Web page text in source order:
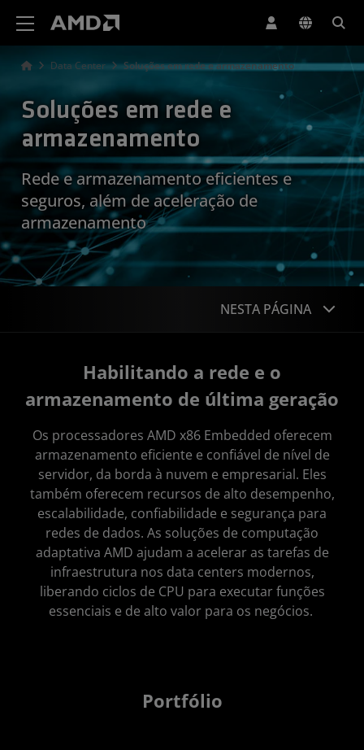
Data Center Soluções em rede e armazenamento
Soluções em rede e
armazenamento
Rede e armazenamento eficientes e
seguros, além de aceleração de
armazenamento
NESTA PÁGINA
Portfólio
Estudos de caso
Recursos
Habilitando a rede e o
armazenamento de última geração
Os processadores AMD x86 Embedded oferecem
armazenamento eficiente e confiável de nível de
servidor, da borda à nuvem e empresarial. Eles
também oferecem recursos de alto desempenho,
escalabilidade, confiabilidade e segurança para
redes de dados. As soluções de computação
adaptativa AMD ajudam a acelerar as tarefas de
infraestrutura nos data centers modernos,
liberando ciclos de CPU para executar funções
essenciais e de alto valor para os negócios.
Portfólio